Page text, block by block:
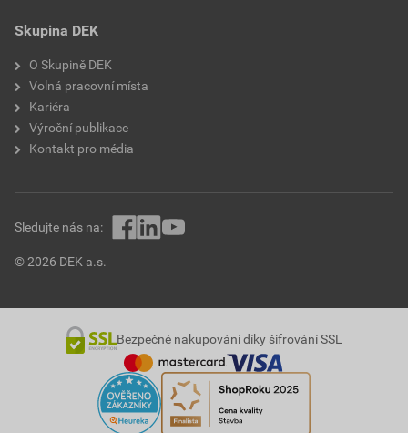
Skupina DEK
O Skupině DEK
Volná pracovní místa
Kariéra
Výroční publikace
Kontakt pro média
© 2026 DEK a.s.
Sledujte nás na:
Bezpečné nakupování díky šifrování SSL